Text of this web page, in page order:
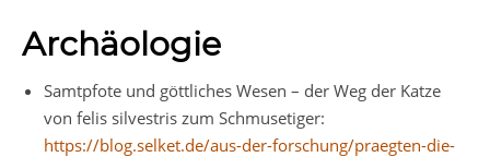
Archäologie
Samtpfote und göttliches Wesen – der Weg der Katze
von felis silvestris zum Schmusetiger:
https://blog.selket.de/aus-der-forschung/praegten-die-